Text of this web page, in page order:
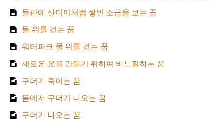
들판에 산더미처럼 쌓인 소금을 보는 꿈
물 위를 걷는 꿈
워터파크 물 위를 걷는 꿈
새로운 옷을 만들기 위하여 바느질하는 꿈
구더기 죽이는 꿈
몸에서 구더기 나오는 꿈
구더기 나오는 꿈